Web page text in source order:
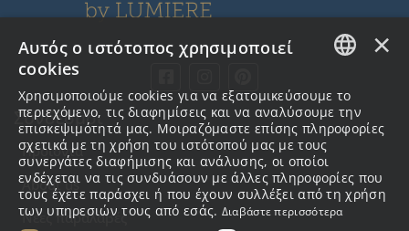
Σύνδεσμοι
Προϊόντα
About us
Νέες παραλαβές
ENGLISH
×
Αυτός ο ιστότοπος χρησιμοποιεί
cookies
Χρησιμοποιούμε cookies για να εξατομικεύσουμε το
περιεχόμενο, τις διαφημίσεις και να αναλύσουμε την
επισκεψιμότητά μας. Μοιραζόμαστε επίσης πληροφορίες
σχετικά με τη χρήση του ιστότοπού μας με τους
συνεργάτες διαφήμισης και ανάλυσης, οι οποίοι
ενδέχεται να τις συνδυάσουν με άλλες πληροφορίες που
τους έχετε παράσχει ή που έχουν συλλέξει από τη χρήση
των υπηρεσιών τους από εσάς. Διαβάστε περισσότερα